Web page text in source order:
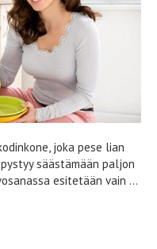
joka pese lian
säästämään paljon
esitetään vain ...